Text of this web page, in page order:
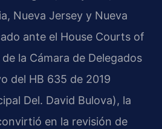
Nueva Jersey y Nueva
ante el House Courts of
la Cámara de Delegados
del HB 635 de 2019
Del. David Bulova), la
en la revisión de